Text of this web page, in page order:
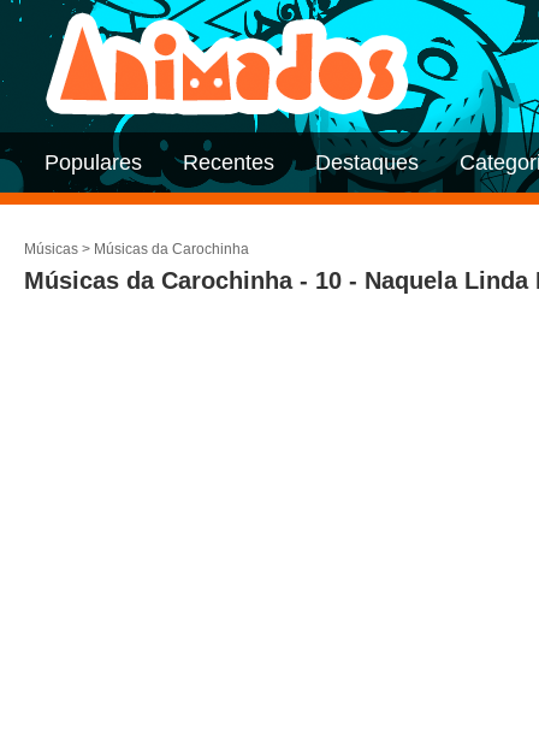
Populares Recentes Destaques
Músicas > Músicas da Carochinha
Músicas da Carochinha - 10 - Naquela Linda